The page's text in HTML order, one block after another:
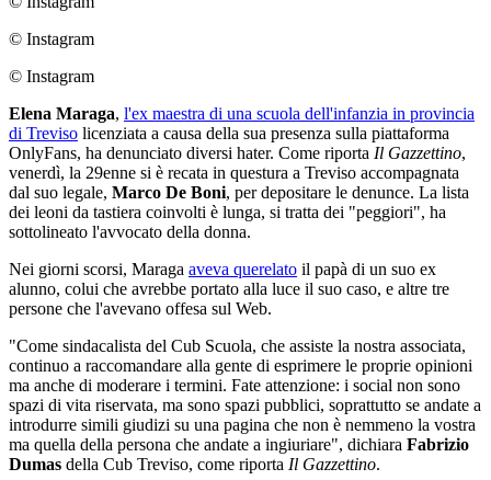
© Instagram
© Instagram
Elena Maraga, l'ex maestra di una scuola dell'infanzia in provincia
di Treviso licenziata a causa della sua presenza sulla piattaforma
OnlyFans, ha denunciato diversi hater. Come riporta Il Gazzettino,
venerdì, la 29enne si è recata in questura a Treviso accompagnata
dal suo legale, Marco De Boni, per depositare le denunce. La lista
dei leoni da tastiera coinvolti è lunga, si tratta dei "peggiori", ha
sottolineato l'avvocato della donna.
Nei giorni scorsi, Maraga aveva querelato il papà di un suo ex
alunno, colui che avrebbe portato alla luce il suo caso, e altre tre
persone che l'avevano offesa sul Web.
"Come sindacalista del Cub Scuola, che assiste la nostra associata,
continuo a raccomandare alla gente di esprimere le proprie opinioni
ma anche di moderare i termini. Fate attenzione: i social non sono
spazi di vita riservata, ma sono spazi pubblici, soprattutto se andate a
introdurre simili giudizi su una pagina che non è nemmeno la vostra
ma quella della persona che andate a ingiuriare", dichiara Fabrizio
Dumas della Cub Treviso, come riporta Il Gazzettino.